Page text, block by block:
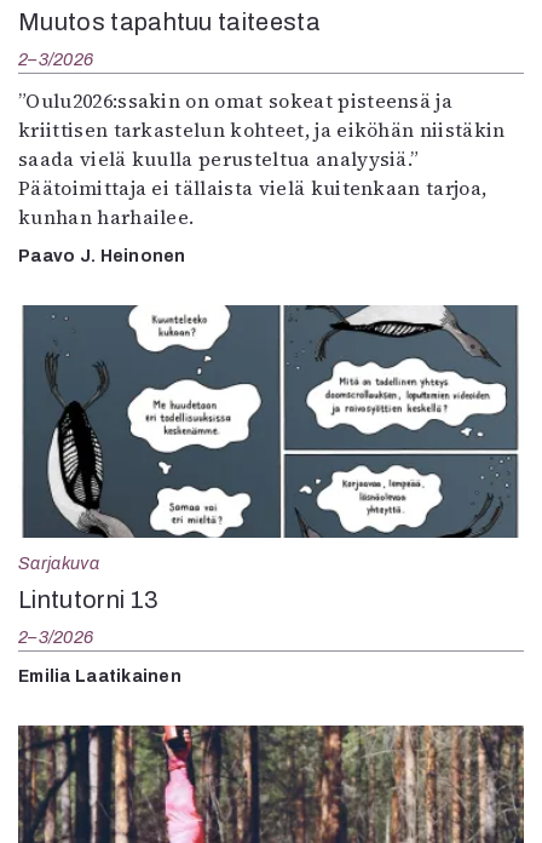
Muutos tapahtuu taiteesta
2–3/2026
”Oulu2026:ssakin on omat sokeat pisteensä ja
kriittisen tarkastelun kohteet, ja eiköhän niistäkin
saada vielä kuulla perusteltua analyysiä.”
Päätoimittaja ei tällaista vielä kuitenkaan tarjoa,
kunhan harhailee.
Paavo J. Heinonen
Sarjakuva
Lintutorni 13
2–3/2026
Emilia Laatikainen